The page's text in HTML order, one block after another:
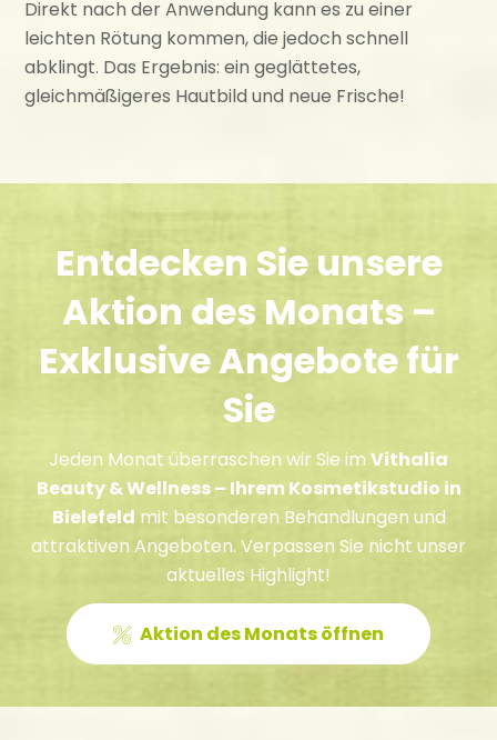
Direkt nach der Anwendung kann es zu einer
leichten Rötung kommen, die jedoch schnell
abklingt. Das Ergebnis: ein geglättetes,
gleichmäßigeres Hautbild und neue Frische!
Entdecken Sie unsere
Aktion des Monats –
Exklusive Angebote für
Sie
Jeden Monat überraschen wir Sie im Vithalia
Beauty & Wellness – Ihrem Kosmetikstudio in
Bielefeld mit besonderen Behandlungen und
attraktiven Angeboten. Verpassen Sie nicht unser
aktuelles Highlight!
Aktion des Monats öffnen